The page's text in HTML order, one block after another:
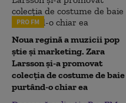
PRO FM
Noua regină a muzicii pop
știe și marketing. Zara
Larsson și-a promovat
colecția de costume de baie
purtând-o chiar ea